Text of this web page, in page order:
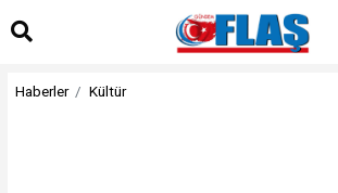
Haberler Kültür